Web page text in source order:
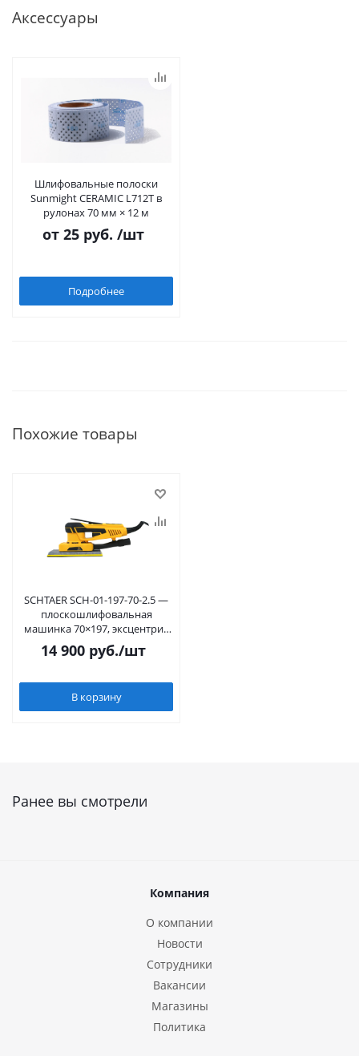
Аксессуары
Шлифовальные полоски
Sunmight CERAMIC L712T в
рулонах 70 мм × 12 м
от 25 руб. /шт
Подробнее
Похожие товары
SCHTAER SCH-01-197-70-2.5 —
плоскошлифовальная
машинка 70×197, эксцентрик
2,5 мм
14 900 руб./шт
В корзину
Ранее вы смотрели
Компания
О компании
Новости
Сотрудники
Вакансии
Магазины
Политика